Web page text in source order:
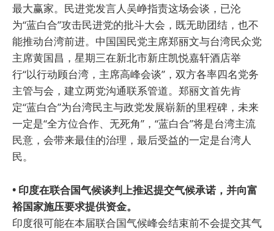
最大赢家。民进党发言人吴峥指责这场会谈，已沦
为“蓝白合”攻击民进党的批斗大会，既无助团结，也不
能推动台湾前进。中国国民党主席郑丽文与台湾民众党
主席黄国昌，星期三在新北市新庄凯悦嘉轩酒店举
行“以行动顾台湾，主席高峰会谈”，双方各率四名党务
主管与会，建立两党沟通联系管道。郑丽文首先肯
定“蓝白合”为台湾民主与政党发展崭新的里程碑，未来
一定是“全方位合作、无死角”，“蓝白合”将是台湾主流
民意，会带来最佳的治理，最后受益的一定是台湾人
民。
• 印度在联合国气候谈判上推迟提交气候承诺，并向富
裕国家施压要求提供资金。
印度很可能在本届联合国气候峰会结束前不会提交其气